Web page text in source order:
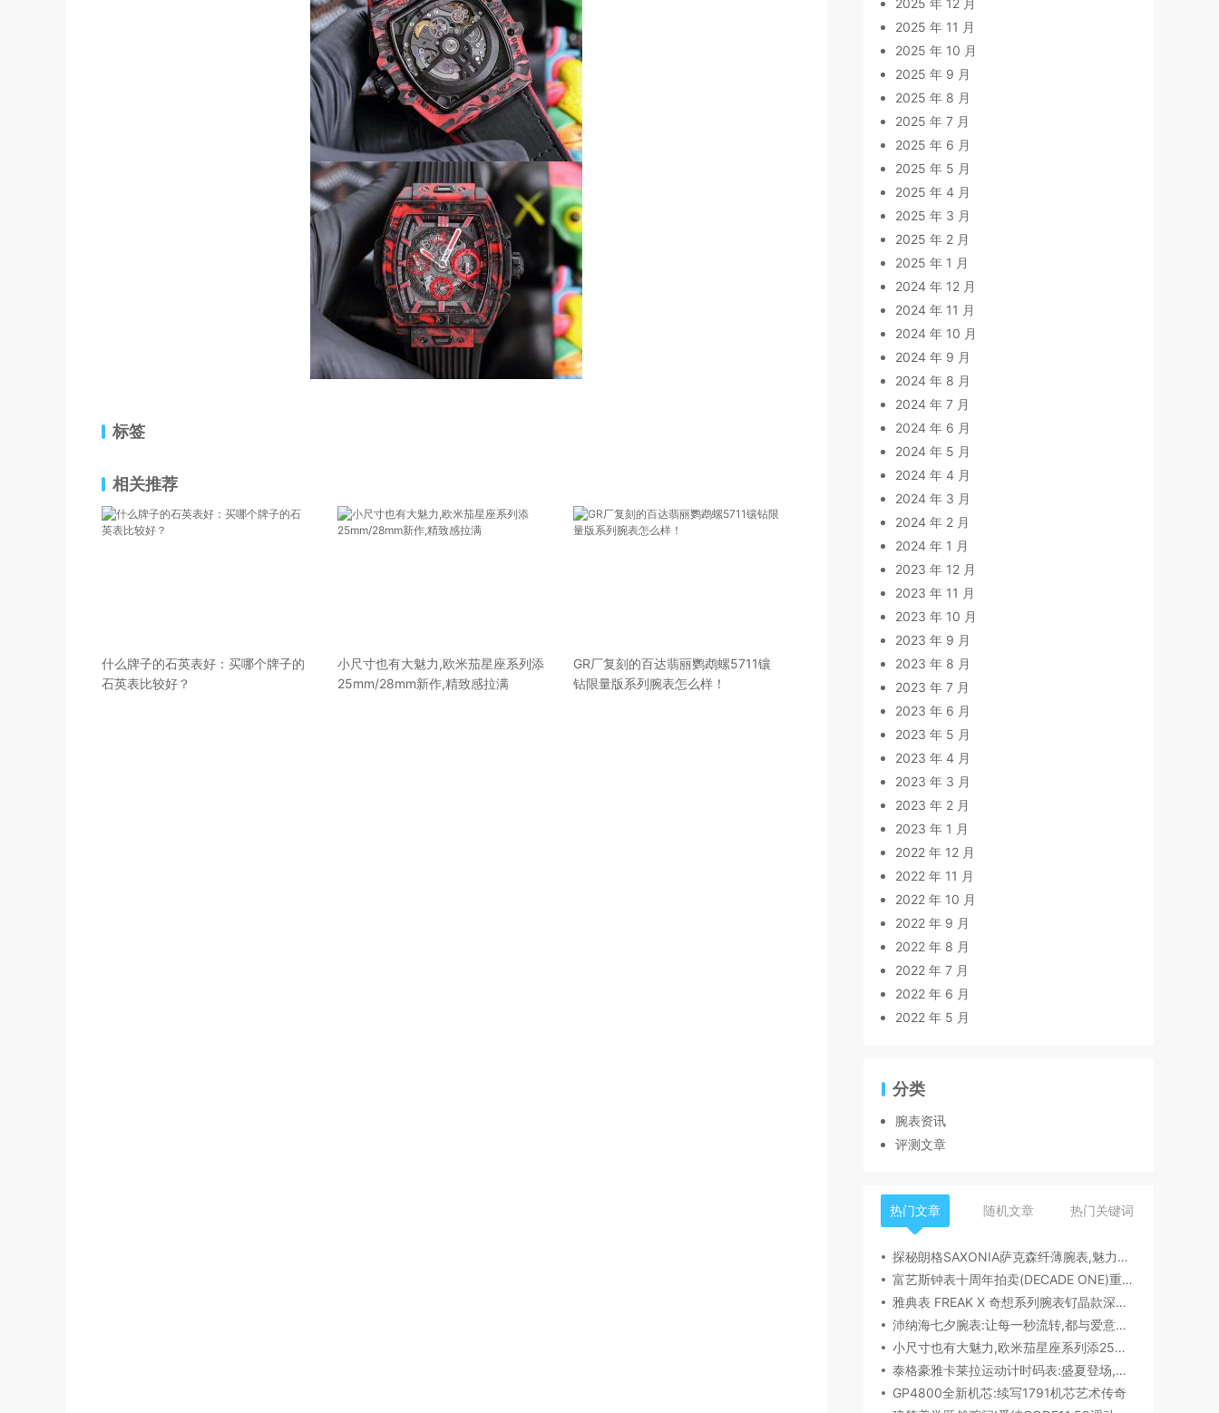
标签
相关推荐
什么牌子的石英表好：买哪个牌子的
石英表比较好？
小尺寸也有大魅力,欧米茄星座系列添
25mm/28mm新作,精致感拉满
GR厂复刻的百达翡丽鹦鹉螺5711镶
钻限量版系列腕表怎么样！
2025 年 12 月
2025 年 11 月
2025 年 10 月
2025 年 9 月
2025 年 8 月
2025 年 7 月
2025 年 6 月
2025 年 5 月
2025 年 4 月
2025 年 3 月
2025 年 2 月
2025 年 1 月
2024 年 12 月
2024 年 11 月
2024 年 10 月
2024 年 9 月
2024 年 8 月
2024 年 7 月
2024 年 6 月
2024 年 5 月
2024 年 4 月
2024 年 3 月
2024 年 2 月
2024 年 1 月
2023 年 12 月
2023 年 11 月
2023 年 10 月
2023 年 9 月
2023 年 8 月
2023 年 7 月
2023 年 6 月
2023 年 5 月
2023 年 4 月
2023 年 3 月
2023 年 2 月
2023 年 1 月
2022 年 12 月
2022 年 11 月
2022 年 10 月
2022 年 9 月
2022 年 8 月
2022 年 7 月
2022 年 6 月
2022 年 5 月
分类
腕表资讯
评测文章
热门文章 随机文章 热门关键词
探秘朗格SAXONIA萨克森纤薄腕表,魅力究竟何在？
富艺斯钟表十周年拍卖(DECADE ONE)重磅登场:首枚百达翡丽1518精钢腕表领衔呈献
雅典表 FREAK X 奇想系列腕表钌晶款深度解读​
沛纳海七夕腕表:让每一秒流转,都与爱意同行
小尺寸也有大魅力,欧米茄星座系列添25mm/28mm新作,精致感拉满
泰格豪雅卡莱拉运动计时码表:盛夏登场,精密机械诠释极速魅力
GP4800全新机芯:续写1791机芯艺术传奇